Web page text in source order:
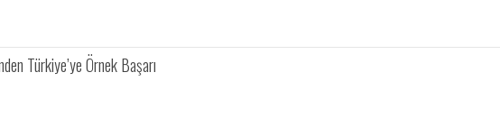
Türkiye’ye Örnek Başarı